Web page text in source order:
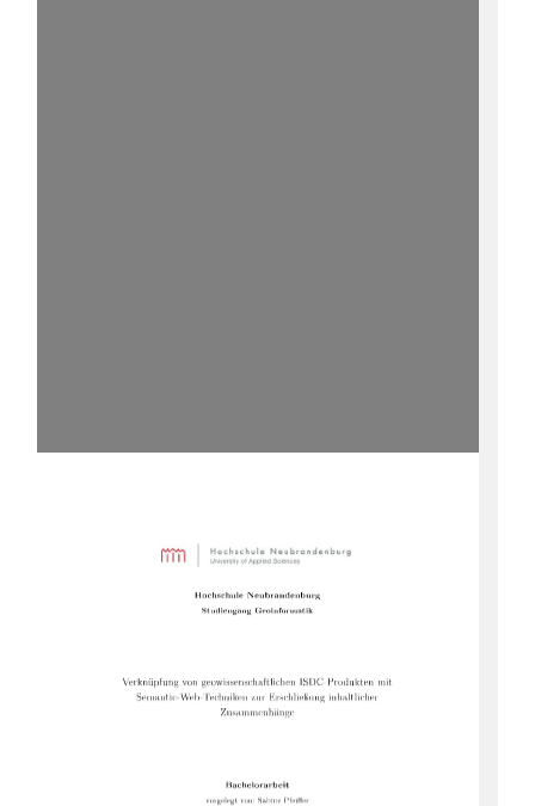
Ho chschule Neubrandenburg
Studiengang Geoinformatik
Verknüpfung von geowissenschaftlichen ISDC-Pro dukten mit
Semantic-Web-Techniken zur Erschlieÿung inhaltlicher
Zusammenhänge
Bachelorarb eit
vorgelegt von: Sabine Pfeier